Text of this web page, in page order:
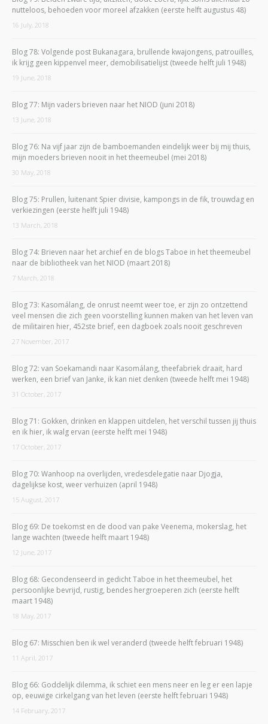
nutteloos, behoeden voor moreel afzakken (eerste helft augustus 48)
16 July, 2018
Blog 78: Volgende post Bukanagara, brullende kwajongens, patrouilles,
ik krijg geen kippenvel meer, demobilisatielijst (tweede helft juli 1948)
19 June, 2018
Blog 77: Mijn vaders brieven naar het NIOD (juni 2018)
13 June, 2018
Blog 76: Na vijf jaar zijn de bamboemanden eindelijk weer bij mij thuis,
mijn moeders brieven nooit in het theemeubel (mei 2018)
30 May, 2018
Blog 75: Prullen, luitenant Spier divisie, kampongs in de fik, trouwdag en
verkiezingen (eerste helft juli 1948)
13 March, 2018
Blog 74: Brieven naar het archief en de blogs Taboe in het theemeubel
naar de bibliotheek van het NIOD (maart 2018)
7 March, 2018
Blog 73: Kasomálang, de onrust neemt weer toe, er zijn zo ontzettend
veel mensen die zich geen voorstelling kunnen maken van het leven van
de militairen hier, 452ste brief, een dagboek zoals nooit geschreven
27 November, 2017
Blog 72: van Soekamandi naar Kasomálang, theefabriek draait, hard
werken, een brief van Janke, ik kan niet denken (tweede helft mei 1948)
31 October, 2017
Blog 71: Gokken, drinken en klappen uitdelen, het verschil tussen jij thuis
en ik hier, ik walg ervan (eerste helft mei 1948)
17 October, 2017
Blog 70: Wanhoop na overlijden, vredesdelegatie naar Djogja,
dagelijkse kost, weer verhuizen (april 1948)
15 August, 2017
Blog 69: De toekomst en de dood van pake Veenema, mokerslag, het
lange wachten (tweede helft maart 1948)
12 June, 2017
Blog 68: Gecondenseerd in gedicht Taboe in het theemeubel, het
persoonlijke bevrijd, rustig, bendes hergroeperen zich (eerste helft
maart 1948)
18 May, 2017
Blog 67: Misschien ben ik wel veranderd (tweede helft februari 1948)
11 April, 2017
Blog 66: Goddelijk dilemma, ik schiet een mens neer en leg er een lapje
op, eeuwige cirkelgang van het leven (eerste helft februari 1948)
14 February, 2017